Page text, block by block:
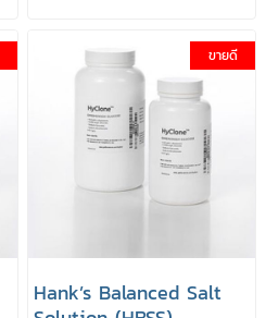
ขายดี
Hank’s Balanced Salt